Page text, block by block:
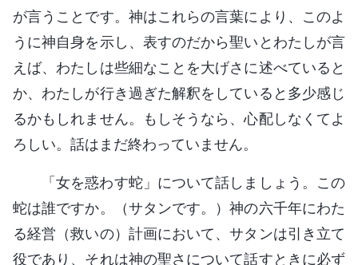
が言うことです。神はこれらの言葉により、このよ
うに神自身を示し、表すのだから聖いとわたしが言
えば、わたしは些細なことを大げさに述べていると
か、わたしが行き過ぎた解釈をしていると多少感じ
るかもしれません。もしそうなら、心配しなくてよ
ろしい。話はまだ終わっていません。
「女を惑わす蛇」について話しましょう。この
蛇は誰ですか。（サタンです。）神の六千年にわた
る経営（救いの）計画において、サタンは引き立て
役であり、それは神の聖さについて話すときに必ず